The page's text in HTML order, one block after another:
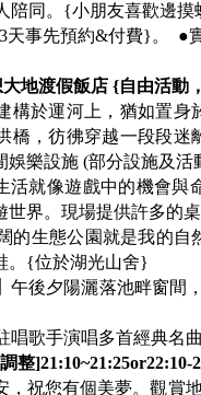
陪同。{小朋友喜歡邊
事先預約&付費}。 ●
大地渡假飯店 {自由活動
構於運河上，猶如置
橋，彷彿穿越一段段迷
娛樂設施 (部分設施及
活就像遊戲中的機會與
世界。現場提供許多的
的生態公園就是我的自
。{位於湖光山舍}
午後夕陽灑落池畔窗間
唱歌手演唱多首經典名
整]21:10~21:25or22:10-
祝您有個美夢。觀賞